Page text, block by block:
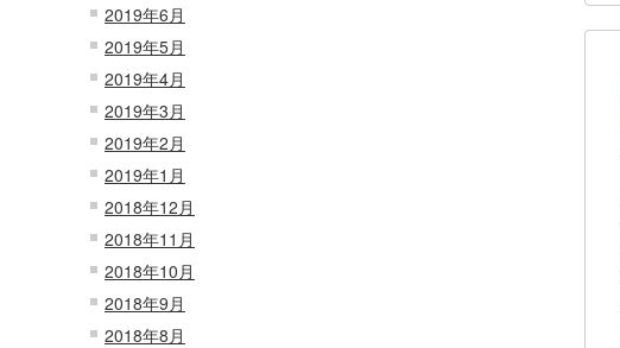
2019年6月
2019年5月
2019年4月
2019年3月
2019年2月
2019年1月
2018年12月
2018年11月
2018年10月
2018年9月
2018年8月